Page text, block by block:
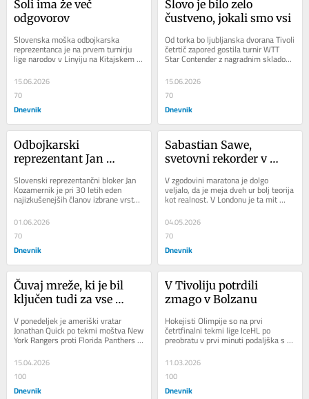
Soli ima že več
odgovorov
Slovenska moška odbojkarska
reprezentanca je na prvem turnirju
lige narodov v Linyiju na Kitajskem
dosegla tri zmage, v zadnjem
obračunu pa jo je...
15.06.2026
70
Dnevnik
Slovo je bilo zelo
čustveno, jokali smo vsi
Od torka bo ljubljanska dvorana Tivoli
četrtič zapored gostila turnir WTT
Star Contender z nagradnim skladom
okoli 260.000 evrov.
15.06.2026
70
Dnevnik
Odbojkarski
reprezentant Jan
Japonskem sem dobil
drugačen pogled
Slovenski reprezentančni bloker Jan
Kozamernik je pri 30 letih eden
najizkušenejših članov izbrane vrste.
Po prvi sezoni pri japonskem klubu
Tokio...
01.06.2026
70
Dnevnik
Sabastian Sawe,
svetovni rekorder v
premaknil človeške
zmogljivosti
V zgodovini maratona je dolgo
veljalo, da je meja dveh ur bolj teorija
kot realnost. V Londonu je ta mit
razpadel v realnem času. Kenijec
Sabastian...
04.05.2026
70
Dnevnik
Čuvaj mreže, ki je bil
ključen tudi za vse
V ponedeljek je ameriški vratar
Jonathan Quick po tekmi moštva New
York Rangers proti Florida Panthers
tudi uradno sklenil igralsko pot v ligi
NHL....
15.04.2026
100
Dnevnik
V Tivoliju potrdili
zmago v Bolzanu
Hokejisti Olimpije so na prvi
četrtfinalni tekmi lige IceHL po
preobratu v prvi minuti podaljška s
3:2 (0:0, 1:2, 1:0; 1:0) premagali
Bolzano. Druga...
11.03.2026
100
Dnevnik